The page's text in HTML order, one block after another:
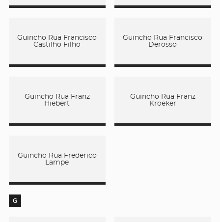
Guincho Rua Francisco
Castilho Filho
Guincho Rua Francisco
Derosso
Guincho Rua Franz
Hiebert
Guincho Rua Franz
Kroeker
Guincho Rua Frederico
Lampe
G